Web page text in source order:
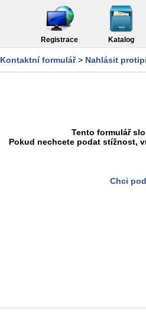
Registrace Katalog
Kontaktní formulář> Nahlásit
Tento formulář
Pokud nechcete podat stížnost,
Chci